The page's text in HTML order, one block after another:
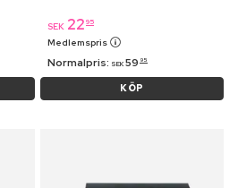
SEK 22 95
Medlemspris
Normalpris: SEK 59 95
KÖP